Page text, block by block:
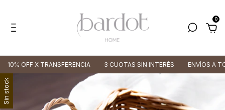
0
OFF X TRANSFERENCIA 3 CUOTAS SIN INTERÉS ENVÍOS A
Sin stock